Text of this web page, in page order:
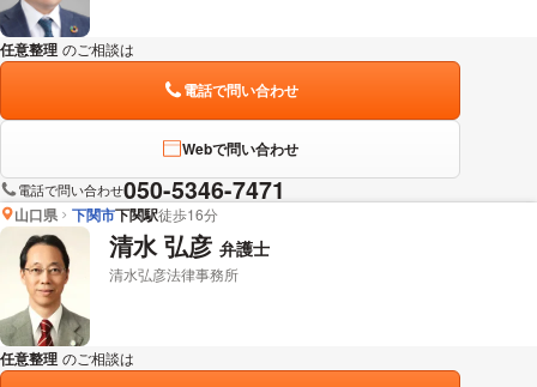
任意整理 のご相談は
電話で問い合わせ
Webで問い合わせ
電話で問い合わせ050-5346-7471
山口県 下関市下関駅徒歩16分
清水 弘彦 弁護士
清水弘彦法律事務所
任意整理 のご相談は